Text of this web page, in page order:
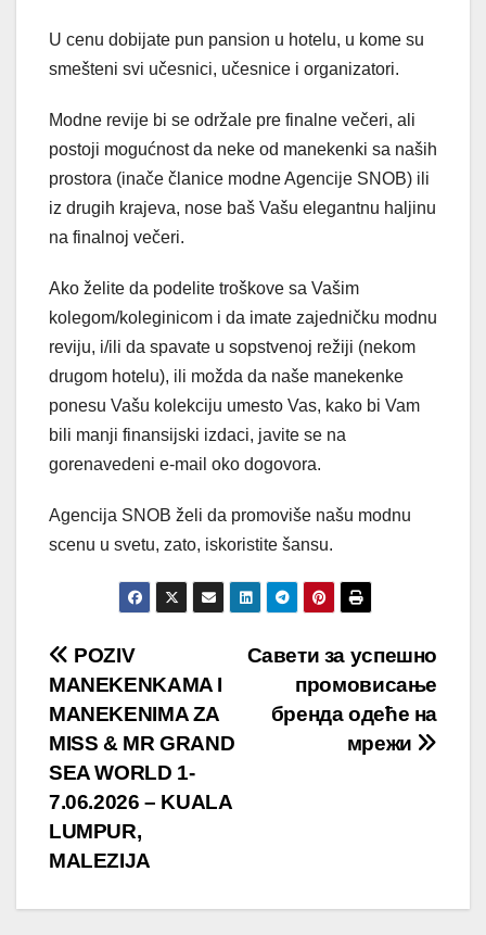
U cenu dobijate pun pansion u hotelu, u kome su
smešteni svi učesnici, učesnice i organizatori.
Modne revije bi se održale pre finalne večeri, ali
postoji mogućnost da neke od manekenki sa naših
prostora (inače članice modne Agencije SNOB) ili
iz drugih krajeva, nose baš Vašu elegantnu haljinu
na finalnoj večeri.
Ako želite da podelite troškove sa Vašim
kolegom/koleginicom i da imate zajedničku modnu
reviju, i/ili da spavate u sopstvenoj režiji (nekom
drugom hotelu), ili možda da naše manekenke
ponesu Vašu kolekciju umesto Vas, kako bi Vam
bili manji finansijski izdaci, javite se na
gorenavedeni e-mail oko dogovora.
Agencija SNOB želi da promoviše našu modnu
scenu u svetu, zato, iskoristite šansu.
Post
navigation
Савети за успешно
промовисање
бренда одеће на
мрежи
POZIV
MANEKENKAMA I
MANEKENIMA ZA
MISS & MR GRAND
SEA WORLD 1-
7.06.2026 – KUALA
LUMPUR,
MALEZIJA